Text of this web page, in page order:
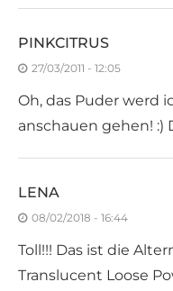
PINKCITRUS
27/03/2011 - 12:05
Oh, das Puder werd
anschauen gehen! :)
LENA
08/02/2018 - 16:44
Toll!!! Das ist die
Translucent Loose